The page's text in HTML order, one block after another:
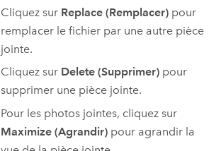
Cliquez sur Replace (Remplacer)pour
remplacer le fichier par une autre pièce
jointe.
Cliquez sur Delete (Supprimer)pour
supprimer une pièce jointe.
Pour les photos jointes, cliquez sur
Maximize (Agrandir)pour agrandir la